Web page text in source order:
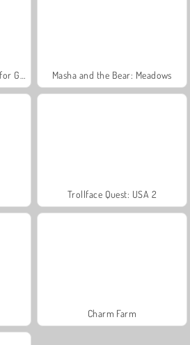
Masha and the Bear: Meadows
Trollface Quest: USA 2
Charm Farm